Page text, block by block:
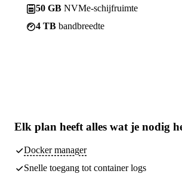
50 GB NVMe-schijfruimte
4 TB bandbreedte
Elk plan heeft alles wat je nodig
Docker manager
Snelle toegang tot container logs